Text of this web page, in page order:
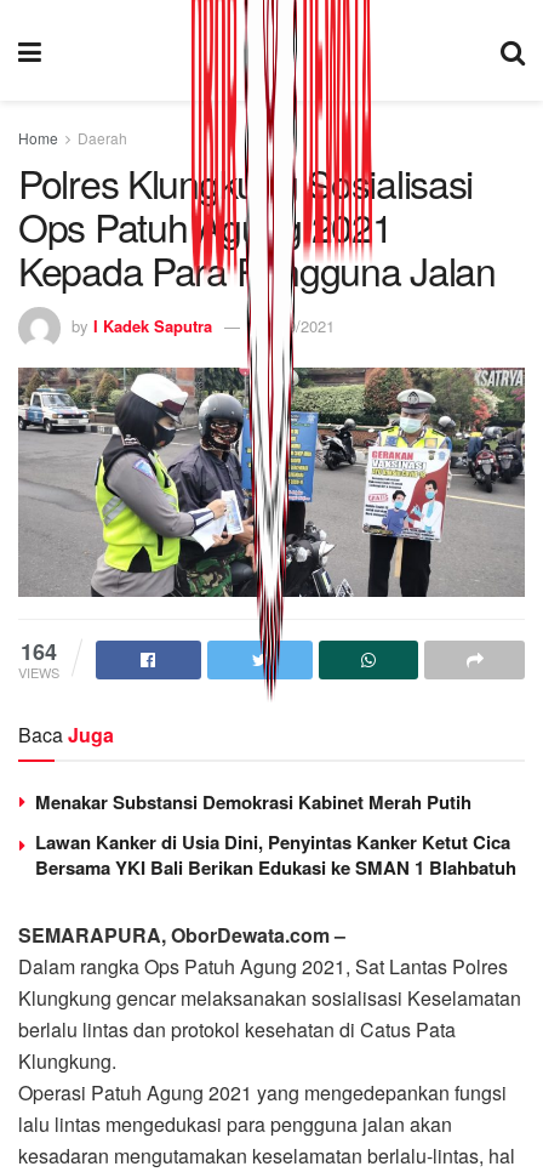
Home Daerah
Polres Klungkung Sosialisasi
Ops Patuh Agung 2021
Kepada Para Pengguna Jalan
by I Kadek Saputra 30/09/2021
164
VIEWS
BacaJuga
Menakar Substansi Demokrasi Kabinet Merah Putih
Lawan Kanker di Usia Dini, Penyintas Kanker Ketut Cica
Bersama YKI Bali Berikan Edukasi ke SMAN 1 Blahbatuh
SEMARAPURA, OborDewata.com –
Dalam rangka Ops Patuh Agung 2021, Sat Lantas Polres
Klungkung gencar melaksanakan sosialisasi Keselamatan
berlalu lintas dan protokol kesehatan di Catus Pata
Klungkung.
Operasi Patuh Agung 2021 yang mengedepankan fungsi
lalu lintas mengedukasi para pengguna jalan akan
kesadaran mengutamakan keselamatan berlalu-lintas, hal